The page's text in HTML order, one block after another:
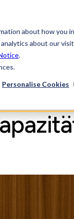
about how you
about our
.
Personalise Cookies